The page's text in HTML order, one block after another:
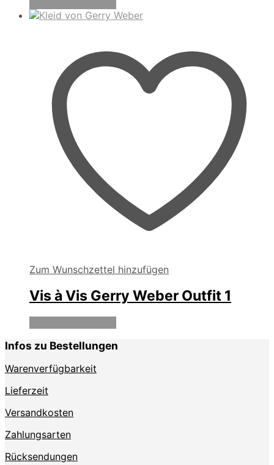
Zum Wunschzettel hinzufügen
Vis à Vis Gerry Weber Outfit 1
Infos zu Bestellungen
Warenverfügbarkeit
Lieferzeit
Versandkosten
Zahlungsarten
Rücksendungen